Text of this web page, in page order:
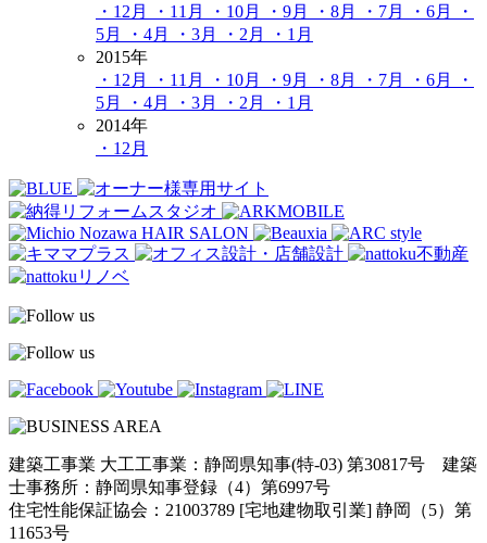
・12月
・11月 ・10月 ・9月 ・8月 ・7月 ・6月
・
5月
・4月 ・3月 ・2月
・1月
2015年
・12月
・11月 ・10月 ・9月 ・8月 ・7月 ・6月
・
5月
・4月 ・3月 ・2月
・1月
2014年
・12月
建築工事業 大工工事業：静岡県知事(特-03) 第30817号 建築
士事務所：静岡県知事登録（4）第6997号
住宅性能保証協会：21003789 [宅地建物取引業] 静岡（5）第
11653号